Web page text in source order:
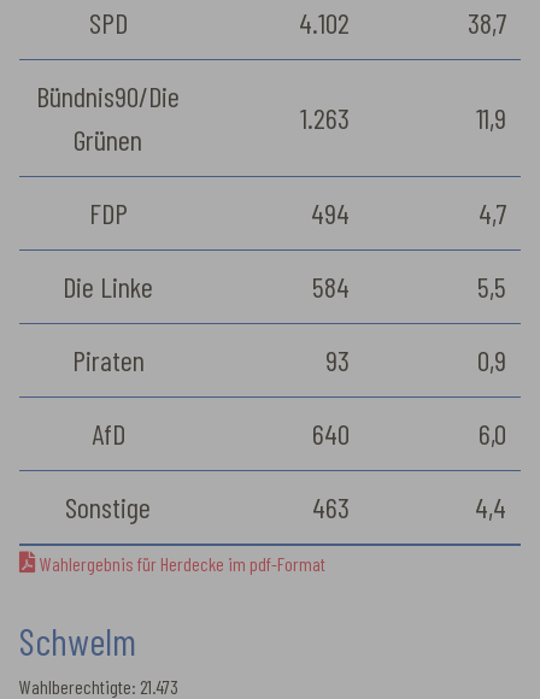
SPD 4.102 38,7
Bündnis90/Die
Grünen
1.263 11,9
FDP 494 4,7
Die Linke 584 5,5
Piraten 93 0,9
AfD 640 6,0
Sonstige 463 4,4
Wahlergebnis für Herdecke im pdf-Format
Schwelm
Wahlberechtigte: 21.473